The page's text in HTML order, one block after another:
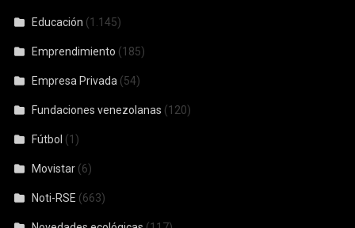
Educación (1.145)
Emprendimiento (185)
Empresa Privada (54)
Fundaciones venezolanas (120)
Fútbol (1)
Movistar (6)
Noti-RSE (663)